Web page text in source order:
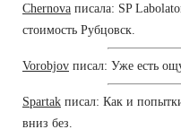
Chernova писала: SP
стоимость Рубцовск.
Vorobjov писал: Уже есть
Spartak писал: Как и
вниз без.